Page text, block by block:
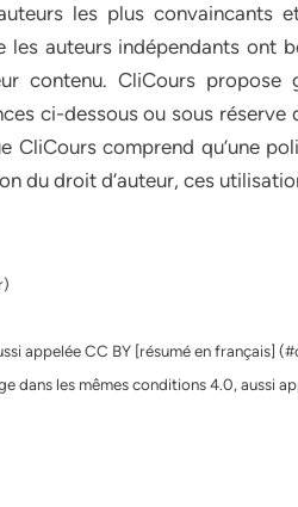
les plus convaincants
les auteurs indépendants ont
contenu. CliCours propose
ci-dessous ou sous réserve
CliCours comprend qu’une
du droit d’auteur, ces
appelée CC BY [résumé en français]
dans les mêmes conditions 4.0, aussi